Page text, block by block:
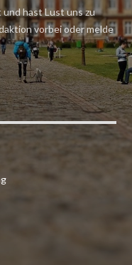
hast Lust uns zu
vorbei oder melde